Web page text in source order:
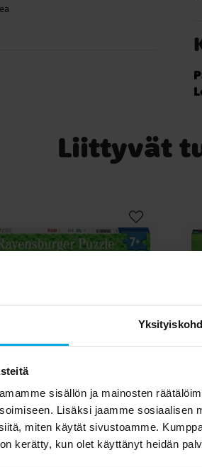
sisällön ja mainosten
Lisäksi jaamme sosiaalisen
miten käytät sivustoamme.
kerätty, kun olet käyttänyt heidän
Liittyvät
Palapeli -
Architecture and
150 palaa
Hinta : 14,90 €
14,90 €